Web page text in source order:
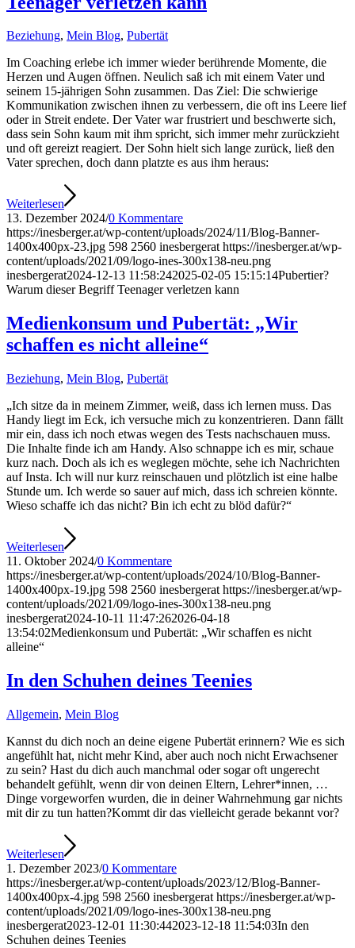
Beziehung, Mein Blog, Pubertät
Im Coaching erlebe ich immer wieder berührende Momente, die
Herzen und Augen öffnen. Neulich saß ich mit einem Vater und
seinem 15-jährigen Sohn zusammen. Das Ziel: Die schwierige
Kommunikation zwischen ihnen zu verbessern, die oft ins Leere lief
oder in Streit endete. Der Vater war frustriert und beschwerte sich,
dass sein Sohn kaum mit ihm spricht, sich immer mehr zurückzieht
und oft gereizt reagiert. Der Sohn hielt sich lange zurück, ließ den
Vater sprechen, doch dann platzte es aus ihm heraus:
Weiterlesen
13. Dezember 2024/0 Kommentare
https://inesberger.at/wp-content/uploads/2024/11/Blog-Banner-
1400x400px-23.jpg 598 2560 inesbergerat https://inesberger.at/wp-
content/uploads/2021/09/logo-ines-300x138-neu.png
inesbergerat2024-12-13 11:58:242025-02-05 15:15:14Pubertier?
Warum dieser Begriff Teenager verletzen kann
Medienkonsum und Pubertät: „Wir
schaffen es nicht alleine“
Beziehung, Mein Blog, Pubertät
„Ich sitze da in meinem Zimmer, weiß, dass ich lernen muss. Das
Handy liegt im Eck, ich versuche mich zu konzentrieren. Dann fällt
mir ein, dass ich noch etwas wegen des Tests nachschauen muss.
Die Inhalte finde ich am Handy. Also schnappe ich es mir, schaue
kurz nach. Doch als ich es weglegen möchte, sehe ich Nachrichten
auf Insta. Ich will nur kurz reinschauen und plötzlich ist eine halbe
Stunde um. Ich werde so sauer auf mich, dass ich schreien könnte.
Wieso schaffe ich das nicht? Bin ich echt zu blöd dafür?“
Weiterlesen
11. Oktober 2024/0 Kommentare
https://inesberger.at/wp-content/uploads/2024/10/Blog-Banner-
1400x400px-19.jpg 598 2560 inesbergerat https://inesberger.at/wp-
content/uploads/2021/09/logo-ines-300x138-neu.png
inesbergerat2024-10-11 11:47:262026-04-18
13:54:02Medienkonsum und Pubertät: „Wir schaffen es nicht
alleine“
In den Schuhen deines Teenies
Allgemein, Mein Blog
Kannst du dich noch an deine eigene Pubertät erinnern? Wie es sich
angefühlt hat, nicht mehr Kind, aber auch noch nicht Erwachsener
zu sein? Hast du dich auch manchmal oder sogar oft ungerecht
behandelt gefühlt, wenn dir von deinen Eltern, Lehrer*innen, …
Dinge vorgeworfen wurden, die in deiner Wahrnehmung gar nichts
mit dir zu tun hatten?Kommt dir das vielleicht gerade bekannt vor?
Weiterlesen
1. Dezember 2023/0 Kommentare
https://inesberger.at/wp-content/uploads/2023/12/Blog-Banner-
1400x400px-4.jpg 598 2560 inesbergerat https://inesberger.at/wp-
content/uploads/2021/09/logo-ines-300x138-neu.png
inesbergerat2023-12-01 11:30:442023-12-18 11:54:03In den
Schuhen deines Teenies